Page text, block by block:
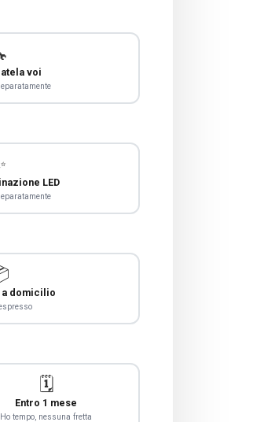
voi
LED
domicilio
🗓️
Entro 1 mese
Ho tempo, nessuna fretta